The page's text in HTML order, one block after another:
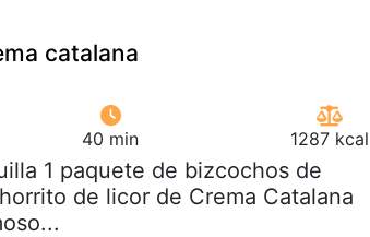
catalana
40 min 1287 kcal
1 paquete de bizcochos de
de licor de Crema Catalana